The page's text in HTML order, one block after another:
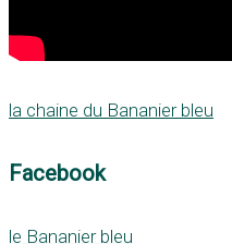
la chaine du Bananier bleu
Facebook
le Bananier bleu